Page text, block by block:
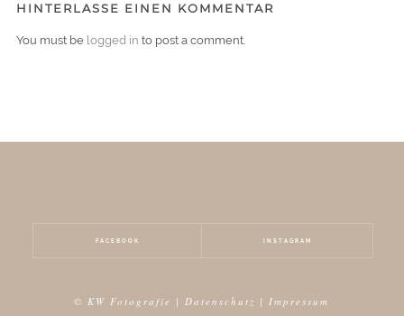
HINTERLASSE EINEN KOMMENTAR
You must be logged in to post a comment.
FACEBOOK INSTAGRAM
© KW Fotografie |Datenschutz |Impressum